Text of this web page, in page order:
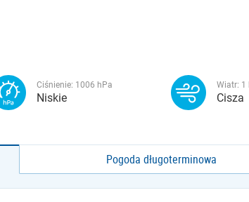
Ciśnienie: 1006 hPa
Niskie
Wiatr: 1
Cisza
Pogoda długoterminowa